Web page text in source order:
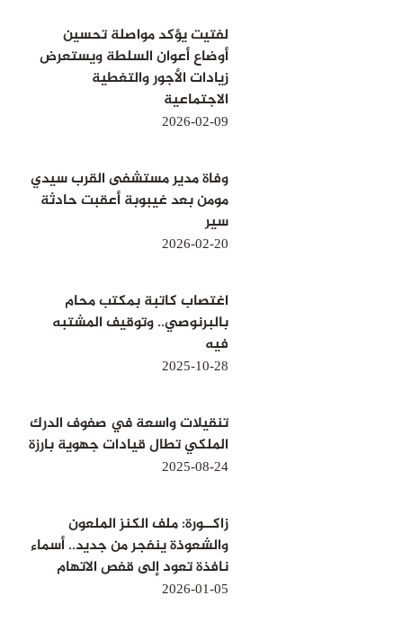
لفتيت يؤكد مواصلة تحسين
أوضاع أعوان السلطة ويستعرض
زيادات الأجور والتغطية
الاجتماعية
2026-02-09
وفاة مدير مستشفى القرب سيدي
مومن بعد غيبوبة أعقبت حادثة
سير
2026-02-20
اغتصاب كاتبة بمكتب محام
بالبرنوصي.. وتوقيف المشتبه
فيه
2025-10-28
تنقيلات واسعة في صفوف الدرك
الملكي تطال قيادات جهوية بارزة
2025-08-24
زاكــورة: ملف الكنز الملعون
والشعوذة ينفجر من جديد.. أسماء
نافذة تعود إلى قفص الاتهام
2026-01-05